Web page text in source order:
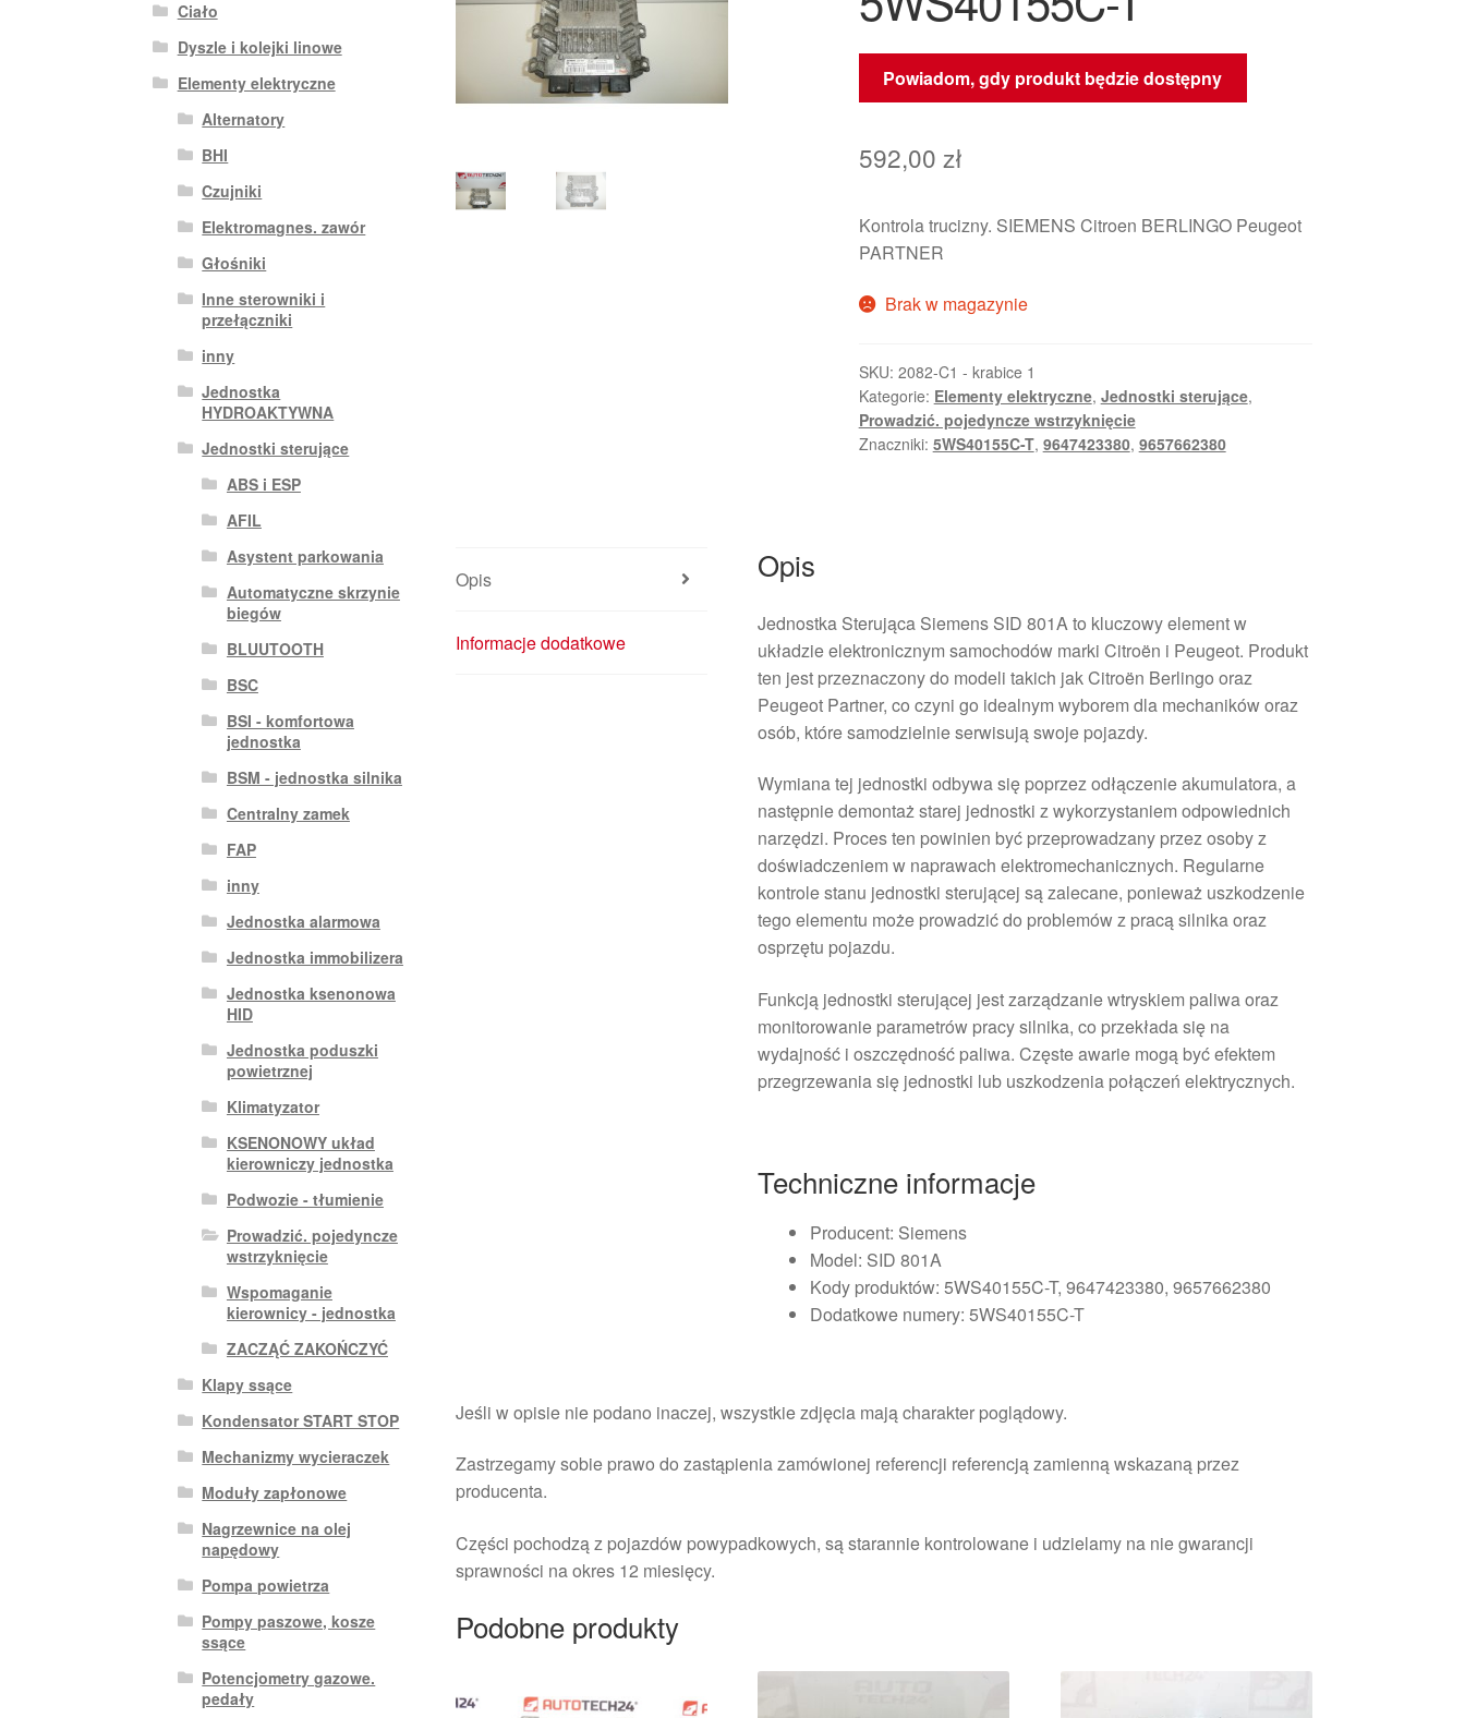
Powiadom, gdy produkt będzie dostępny
592,00 zł
Kontrola trucizny. SIEMENS Citroen BERLINGO Peugeot
PARTNER
Brak w magazynie
SKU: 2082-C1 - krabice 1
Kategorie: Elementy elektryczne, Jednostki sterujące,
Prowadzić. pojedyncze wstrzyknięcie
Znaczniki: 5WS40155C-T, 9647423380, 9657662380
Opis
Informacje dodatkowe
Opis
Jednostka Sterująca Siemens SID 801A to kluczowy element w
układzie elektronicznym samochodów marki Citroën i Peugeot. Produkt
ten jest przeznaczony do modeli takich jak Citroën Berlingo oraz
Peugeot Partner, co czyni go idealnym wyborem dla mechaników oraz
osób, które samodzielnie serwisują swoje pojazdy.
Wymiana tej jednostki odbywa się poprzez odłączenie akumulatora, a
następnie demontaż starej jednostki z wykorzystaniem odpowiednich
narzędzi. Proces ten powinien być przeprowadzany przez osoby z
doświadczeniem w naprawach elektromechanicznych. Regularne
kontrole stanu jednostki sterującej są zalecane, ponieważ uszkodzenie
tego elementu może prowadzić do problemów z pracą silnika oraz
osprzętu pojazdu.
Funkcją jednostki sterującej jest zarządzanie wtryskiem paliwa oraz
monitorowanie parametrów pracy silnika, co przekłada się na
wydajność i oszczędność paliwa. Częste awarie mogą być efektem
przegrzewania się jednostki lub uszkodzenia połączeń elektrycznych.
Techniczne informacje
Producent: Siemens
Model: SID 801A
Kody produktów: 5WS40155C-T, 9647423380, 9657662380
Dodatkowe numery: 5WS40155C-T
Jeśli w opisie nie podano inaczej, wszystkie zdjęcia mają charakter poglądowy.
Zastrzegamy sobie prawo do zastąpienia zamówionej referencji referencją zamienną wskazaną przez
producenta.
Części pochodzą z pojazdów powypadkowych, są starannie kontrolowane i udzielamy na nie gwarancji
sprawności na okres 12 miesięcy.
Podobne produkty
Ciało
Dyszle i kolejki linowe
Elementy elektryczne
Alternatory
BHI
Czujniki
Elektromagnes. zawór
Głośniki
Inne sterowniki i
przełączniki
inny
Jednostka
HYDROAKTYWNA
Jednostki sterujące
ABS i ESP
AFIL
Asystent parkowania
Automatyczne skrzynie
biegów
BLUUTOOTH
BSC
BSI - komfortowa
jednostka
BSM - jednostka silnika
Centralny zamek
FAP
inny
Jednostka alarmowa
Jednostka immobilizera
Jednostka ksenonowa
HID
Jednostka poduszki
powietrznej
Klimatyzator
KSENONOWY układ
kierowniczy jednostka
Podwozie - tłumienie
Prowadzić. pojedyncze
wstrzyknięcie
Wspomaganie
kierownicy - jednostka
ZACZĄĆ ZAKOŃCZYĆ
Klapy ssące
Kondensator START STOP
Mechanizmy wycieraczek
Moduły zapłonowe
Nagrzewnice na olej
napędowy
Pompa powietrza
Pompy paszowe, kosze
ssące
Potencjometry gazowe.
pedały